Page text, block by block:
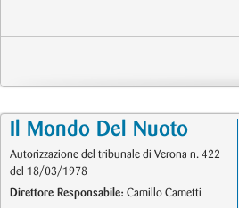
Il Mondo Del Nuoto
Autorizzazione del tribunale di Verona n. 422
del 18/03/1978
Direttore Responsabile: Camillo Cametti